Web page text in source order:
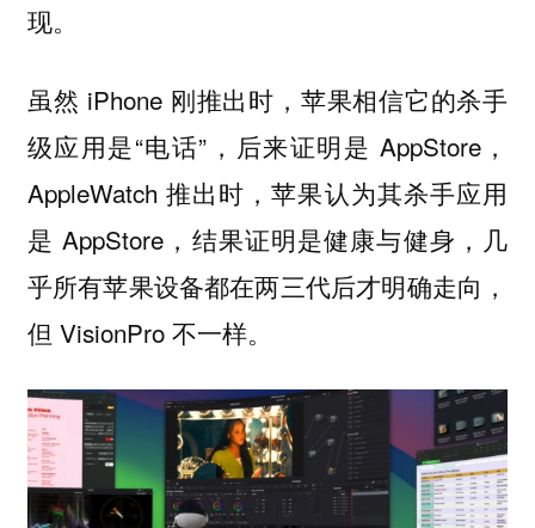
现。
虽然 iPhone 刚推出时，苹果相信它的杀手
级应用是“电话”，后来证明是 AppStore，
AppleWatch 推出时，苹果认为其杀手应用
是 AppStore，结果证明是健康与健身，几
乎所有苹果设备都在两三代后才明确走向，
但 VisionPro 不一样。